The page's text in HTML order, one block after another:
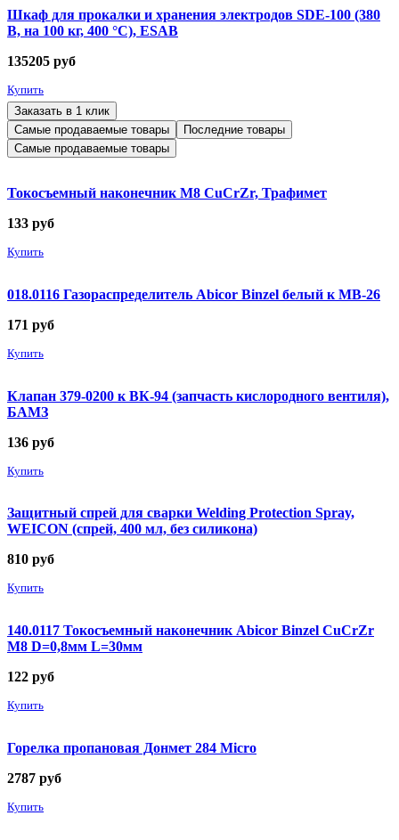
Шкаф для прокалки и хранения электродов SDE-100 (380
В, на 100 кг, 400 °C), ESAB
135205 руб
Купить
Заказать в 1 клик
Самые продаваемые товары
Последние товары
Самые продаваемые товары
Токосъемный наконечник М8 CuCrZr, Трафимет
133 руб
Купить
018.0116 Газораспределитель Abicor Binzel белый к MB-26
171 руб
Купить
Клапан 379-0200 к ВК-94 (запчасть кислородного вентиля),
БАМЗ
136 руб
Купить
Защитный спрей для сварки Welding Protection Spray,
WEICON (спрей, 400 мл, без силикона)
810 руб
Купить
140.0117 Токосъемный наконечник Abicor Binzel CuCrZr
М8 D=0,8мм L=30мм
122 руб
Купить
Горелка пропановая Донмет 284 Micro
2787 руб
Купить